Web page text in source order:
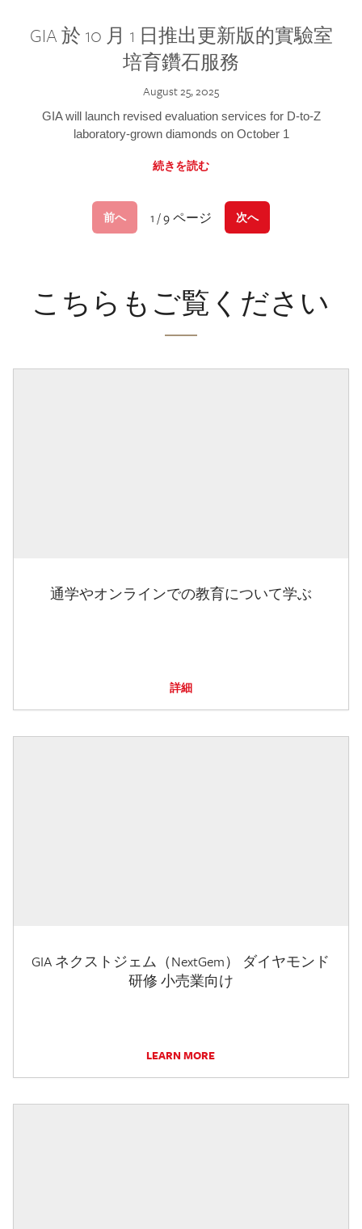
GIA 於 10 月 1 日推出更新版的實驗室
培育鑽石服務
August 25, 2025
GIA will launch revised evaluation services for D-to-Z
laboratory-grown diamonds on October 1
続きを読む
前へ 1 / 9 ページ 次へ
こちらもご覧ください
通学やオンラインでの教育について学ぶ
詳細
GIA ネクストジェム（NextGem） ダイヤモンド
研修 小売業向け
LEARN MORE